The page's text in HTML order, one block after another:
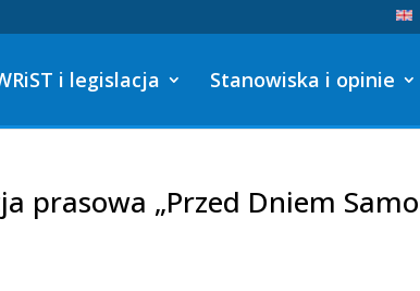
i legislacja Stanowiska i opinie
prasowa „Przed Dniem